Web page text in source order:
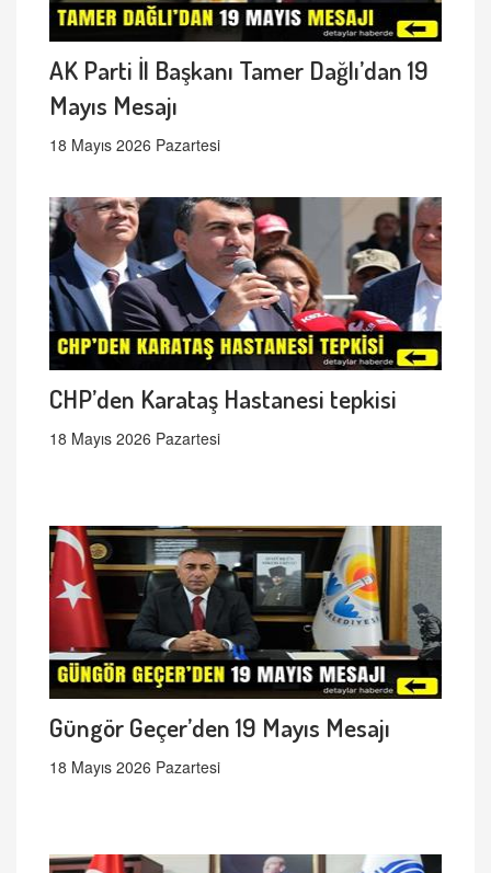
AK Parti İl Başkanı Tamer Dağlı’dan 19
Mayıs Mesajı
18 Mayıs 2026 Pazartesi
CHP’den Karataş Hastanesi tepkisi
18 Mayıs 2026 Pazartesi
Güngör Geçer’den 19 Mayıs Mesajı
18 Mayıs 2026 Pazartesi